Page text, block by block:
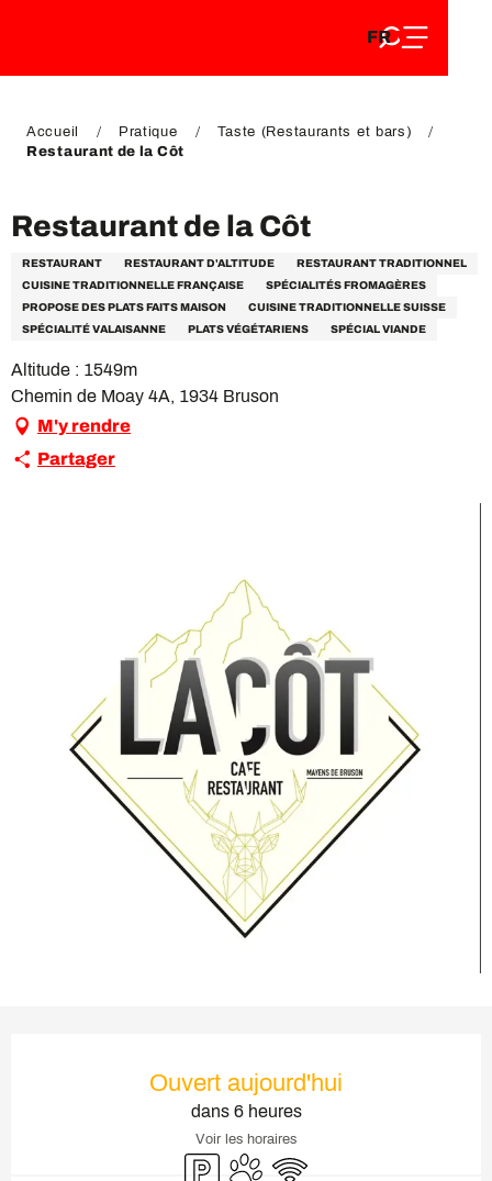
DE
FR
EN
Accueil Pratique
Taste (Restaurants et bars)
Restaurant de la Côt
Restaurant de la Côt
RESTAURANT RESTAURANT D'ALTITUDE
RESTAURANT TRADITIONNEL
CUISINE TRADITIONNELLE FRANÇAISE
SPÉCIALITÉS FROMAGÈRES
PROPOSE DES PLATS FAITS MAISON
CUISINE TRADITIONNELLE SUISSE
SPÉCIALITÉ VALAISANNE
PLATS VÉGÉTARIENS SPÉCIAL VIANDE
Altitude : 1549m
Chemin de Moay 4A, 1934 Bruson
M'y rendre
Partager
Ouvert aujourd'hui
dans 6 heures
Voir les horaires
ParkingAnimaux acceptés
WiFi